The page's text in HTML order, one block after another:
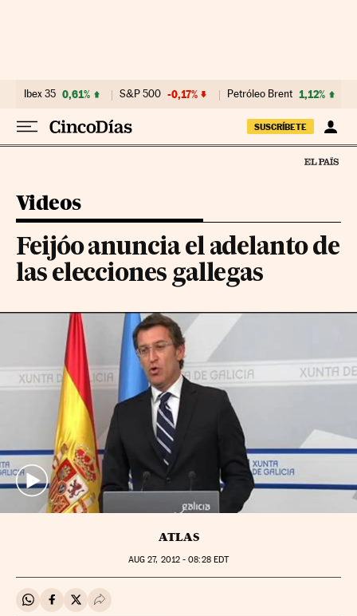
Ibex 35 0,61% S&P 500 -0,17% Petróleo Brent 1,12%
SUSCRÍBETE
Videos
Feijóo anuncia el adelanto de
las elecciones gallegas
ATLAS
AUG 27, 2012 - 08:28EDT
Compartir en Whatsapp
Compartir en Facebook
Compartir en Twitter
Desplegar Redes Sociales